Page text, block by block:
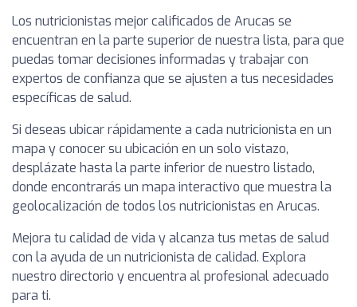
Los nutricionistas mejor calificados de Arucas se
encuentran en la parte superior de nuestra lista, para que
puedas tomar decisiones informadas y trabajar con
expertos de confianza que se ajusten a tus necesidades
específicas de salud.
Si deseas ubicar rápidamente a cada nutricionista en un
mapa y conocer su ubicación en un solo vistazo,
desplázate hasta la parte inferior de nuestro listado,
donde encontrarás un mapa interactivo que muestra la
geolocalización de todos los nutricionistas en Arucas.
Mejora tu calidad de vida y alcanza tus metas de salud
con la ayuda de un nutricionista de calidad. Explora
nuestro directorio y encuentra al profesional adecuado
para ti.